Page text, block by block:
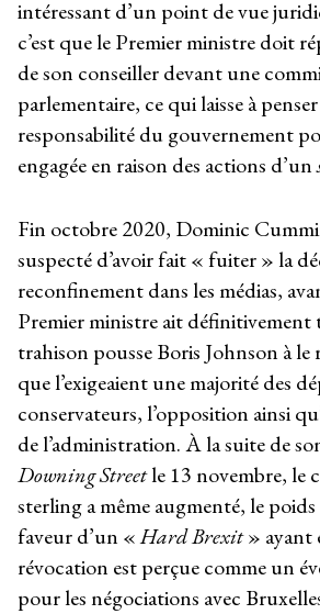
intéressant d’un point de vue
c’est que le Premier ministre doit
de son conseiller devant une
parlementaire, ce qui laisse à
responsabilité du gouvernement
engagée en raison des actions d’un
Fin octobre 2020, Dominic
suspecté d’avoir fait « fuiter » la
reconfinement dans les médias,
Premier ministre ait définitivement
trahison pousse Boris Johnson à le
que l’exigeaient une majorité des
conservateurs, l’opposition ainsi
de l’administration. À la suite de
Downing Streetle 13 novembre, le
sterling a même augmenté, le
faveur d’un «Hard Brexit» ayant
révocation est perçue comme un
pour les négociations avec